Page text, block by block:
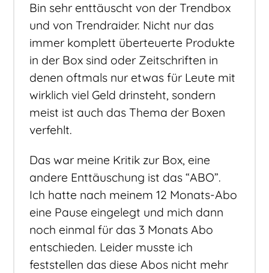
Bin sehr enttäuscht von der Trendbox
und von Trendraider. Nicht nur das
immer komplett überteuerte Produkte
in der Box sind oder Zeitschriften in
denen oftmals nur etwas für Leute mit
wirklich viel Geld drinsteht, sondern
meist ist auch das Thema der Boxen
verfehlt.
Das war meine Kritik zur Box, eine
andere Enttäuschung ist das “ABO”.
Ich hatte nach meinem 12 Monats-Abo
eine Pause eingelegt und mich dann
noch einmal für das 3 Monats Abo
entschieden. Leider musste ich
feststellen das diese Abos nicht mehr